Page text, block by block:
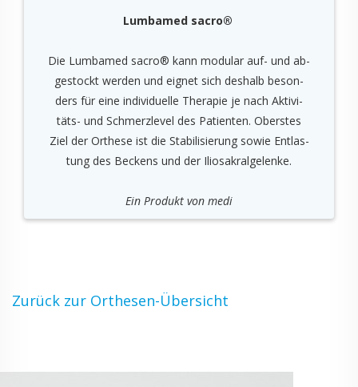
Lum­ba­med sacro®
Die Lum­ba­med sacro® kann mo­du­lar auf- und ab­
ge­stockt wer­den und eig­net sich des­halb be­son­
ders für eine in­di­vi­du­el­le The­ra­pie je nach Ak­ti­vi­
täts- und Schmerz­le­vel des Pa­ti­en­ten. Obers­tes
Ziel der Or­the­se ist die Sta­bi­li­sie­rung sowie Ent­las­
tung des Be­ckens und der Ilio­sa­kral­ge­len­ke.
Ein Pro­dukt von medi
Zu­rück zur Or­the­sen-Über­sicht